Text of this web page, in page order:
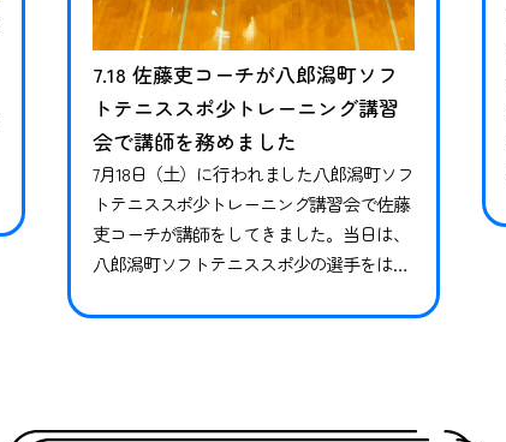
7.18 佐藤吏コーチが八郎潟町ソフ
トテニススポ少トレーニング講習
会で講師を務めました
7月18日（土）に行われました八郎潟町ソフ
トテニススポ少トレーニング講習会で佐藤
吏コーチが講師をしてきました。当日は、
八郎潟町ソフトテニススポ少の選手をはじ
選手が集まってくれ、約50名に参加いただ